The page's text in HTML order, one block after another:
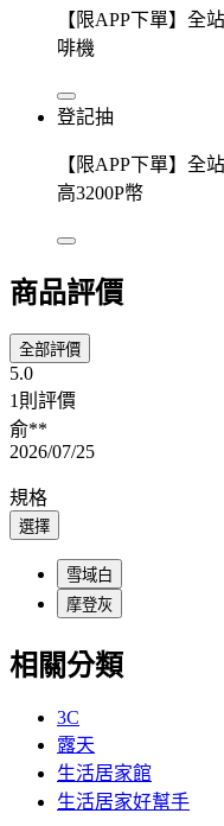
【限APP下單】全
啡機
登記抽
【限APP下單】全
高3200P幣
商品評價
全部評價
5.0
1則評價
俞**
2026/07/25
規格
選擇
雪域白
摩登灰
相關分類
3C
露天
生活居家館
生活居家好幫手